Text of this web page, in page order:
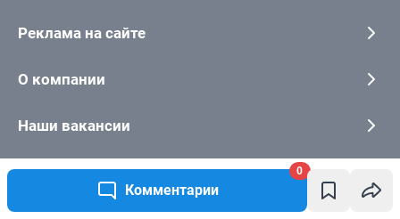
Комментарии
0
Реклама на сайте
О компании
Наши вакансии
Техподдержка